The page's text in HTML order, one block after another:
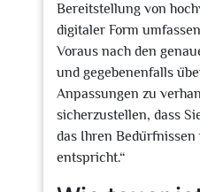
Bereitstellung von
digitaler Form
Voraus nach den
und gegebenenfalls
Anpassungen zu
sicherzustellen, dass
das Ihren
entspricht.“